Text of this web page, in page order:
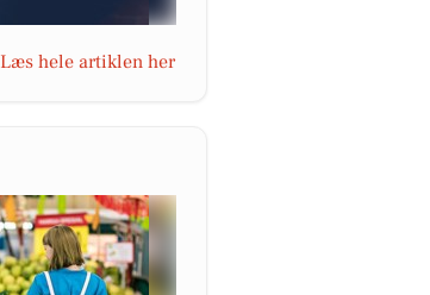
Læs hele artiklen her